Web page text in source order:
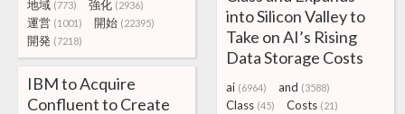
地域 (773) 強化 (2936)
運営 (1001) 開始 (22395)
開発 (7218)
into Silicon Valley to
Take on AI’s Rising
Data Storage Costs
ai (6964) and (3588)
Class (45) Costs (21)
IBM to Acquire
Confluent to Create